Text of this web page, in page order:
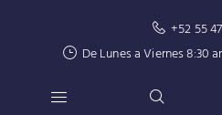
+52 55
De Lunes a Viernes 8:30